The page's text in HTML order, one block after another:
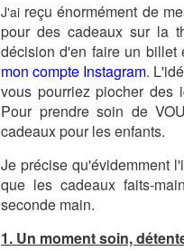
J'ai reçu énormément de
pour des cadeaux sur la
décision d'en faire un billet
mon compte Instagram.
vous pourriez piocher des
Pour prendre soin de
cadeaux pour les enfants.
Je précise qu'évidemment
que les cadeaux faits-
seconde main.
1. Un moment soin,